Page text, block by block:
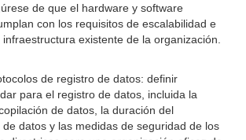
de que el hardware y software
con los requisitos de escalabilidad e
existente de la organización.
de registro de datos: definir
para el registro de datos, incluida la
de datos, la duración del
datos y las medidas de seguridad de los